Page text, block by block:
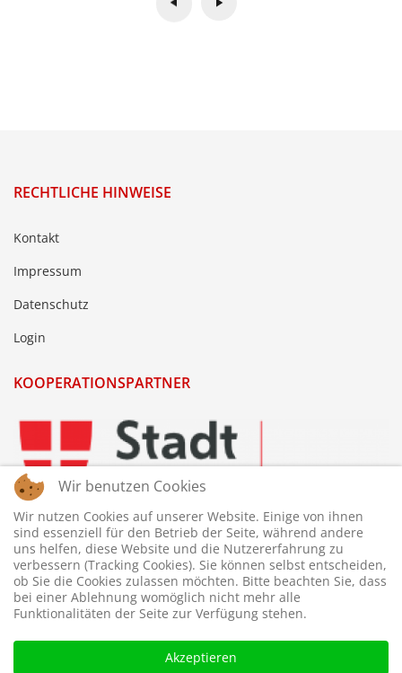
RECHTLICHE HINWEISE
Kontakt
Impressum
Datenschutz
Login
KOOPERATIONSPARTNER
Wir benutzen Cookies
Wir nutzen Cookies auf unserer Website. Einige von ihnen
sind essenziell für den Betrieb der Seite, während andere
uns helfen, diese Website und die Nutzererfahrung zu
verbessern (Tracking Cookies). Sie können selbst entscheiden,
ob Sie die Cookies zulassen möchten. Bitte beachten Sie, dass
bei einer Ablehnung womöglich nicht mehr alle
Funktionalitäten der Seite zur Verfügung stehen.
Akzeptieren